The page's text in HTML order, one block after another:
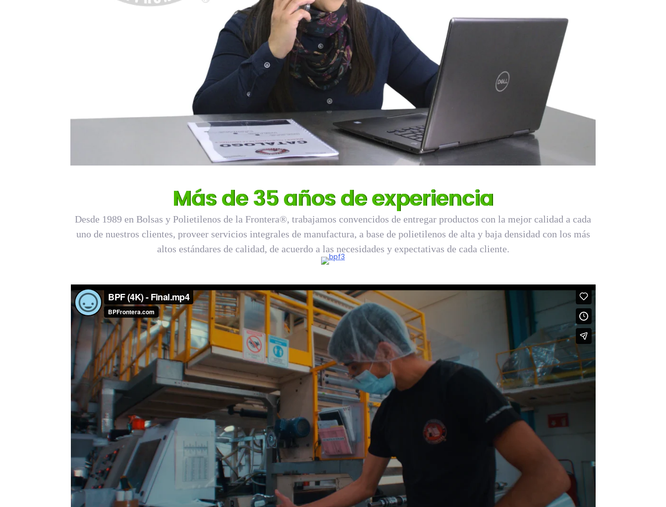
Más de 35 años de experiencia
Desde 1989 en Bolsas y Polietilenos de la Frontera®, trabajamos convencidos de entregar productos con la mejor calidad a cada
uno de nuestros clientes, proveer servicios integrales de manufactura, a base de polietilenos de alta y baja densidad con los más
altos estándares de calidad, de acuerdo a las necesidades y expectativas de cada cliente.